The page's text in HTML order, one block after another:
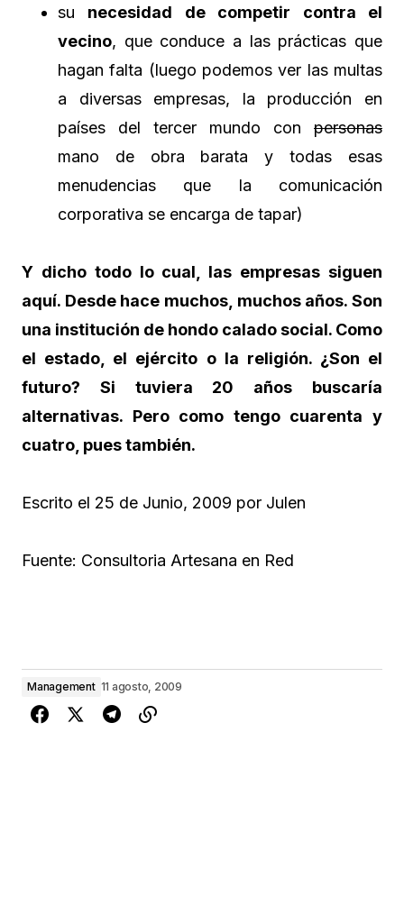
su necesidad de competir contra el
vecino, que conduce a las prácticas que
hagan falta (luego podemos ver las multas
a diversas empresas, la producción en
países del tercer mundo con personas
mano de obra barata y todas esas
menudencias que la comunicación
corporativa se encarga de tapar)
Y dicho todo lo cual, las empresas siguen
aquí. Desde hace muchos, muchos años. Son
una institución de hondo calado social. Como
el estado, el ejército o la religión. ¿Son el
futuro? Si tuviera 20 años buscaría
alternativas. Pero como tengo cuarenta y
cuatro, pues también.
Escrito el 25 de Junio, 2009 por Julen
Fuente: Consultoria Artesana en Red
Management 11 agosto, 2009